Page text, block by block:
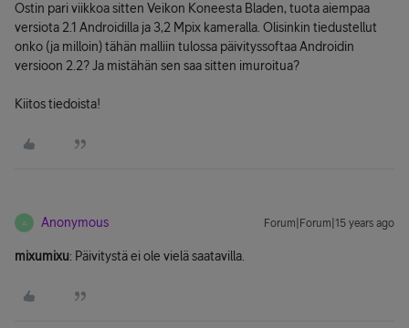
Ostin pari viikkoa sitten Veikon Koneesta Bladen, tuota aiempaa
versiota 2.1 Androidilla ja 3,2 Mpix kameralla. Olisinkin tiedustellut
onko (ja milloin) tähän malliin tulossa päivityssoftaa Androidin
versioon 2.2? Ja mistähän sen saa sitten imuroitua?
Kiitos tiedoista!
A Anonymous Forum|Forum|15 years ago
mixumixu: Päivitystä ei ole vielä saatavilla.